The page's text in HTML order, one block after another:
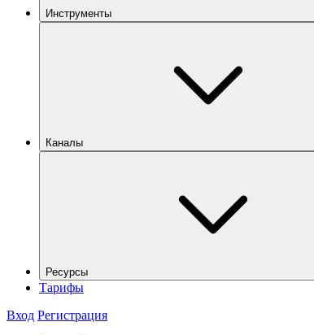
Инструменты
Каналы
Ресурсы
Тарифы
Вход Регистрация